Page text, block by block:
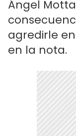
Ángel
agredirle
en la nota.